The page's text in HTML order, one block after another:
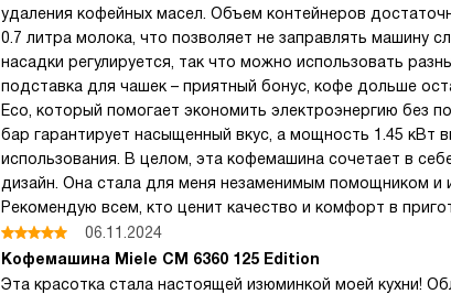
удаления кофейных масел. Объем контейнеров
0.7 литра молока, что позволяет не заправлять машину
насадки регулируется, так что можно использовать
подставка для чашек – приятный бонус, кофе дольше
Eco, который помогает экономить электроэнергию без
бар гарантирует насыщенный вкус, а мощность 1.45 кВт
использования. В целом, эта кофемашина сочетает в
дизайн. Она стала для меня незаменимым помощником и
Рекомендую всем, кто ценит качество и комфорт в
06.11.2024
Кофемашина Miele CM 6360 125 Edition
Эта красотка стала настоящей изюминкой моей кухни!